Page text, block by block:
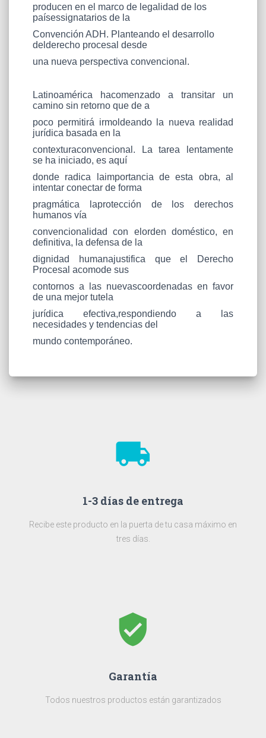
producen en el marco de legalidad de los
paísessignatarios de la
Convención ADH. Planteando el desarrollo
delderecho procesal desde
una nueva perspectiva convencional.
Latinoamérica hacomenzado a transitar un
camino sin retorno que de a
poco permitirá irmoldeando la nueva realidad
jurídica basada en la
contexturaconvencional. La tarea lentamente
se ha iniciado, es aquí
donde radica laimportancia de esta obra, al
intentar conectar de forma
pragmática laprotección de los derechos
humanos vía
convencionalidad con elorden doméstico, en
definitiva, la defensa de la
dignidad humanajustifica que el Derecho
Procesal acomode sus
contornos a las nuevascoordenadas en favor
de una mejor tutela
jurídica efectiva,respondiendo a las
necesidades y tendencias del
mundo contemporáneo.
local_shipping
1-3 días de entrega
Recibe este producto en la puerta de tu casa máximo en
tres días.
verified_user
Garantía
Todos nuestros productos están garantizados